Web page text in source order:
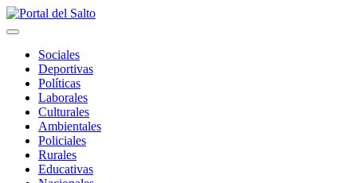
Skip
to
Portal del Salto
Sociales
Deportivas
Políticas
Laborales
Culturales
Ambientales
Policiales
Rurales
Educativas